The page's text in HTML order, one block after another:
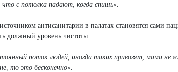
с потолка падают, когда спишь».
антисанитарии в палатах становятся сами
должный уровень чистоты.
поток людей, иногда таких привозят, мама не
то это бесконечно».